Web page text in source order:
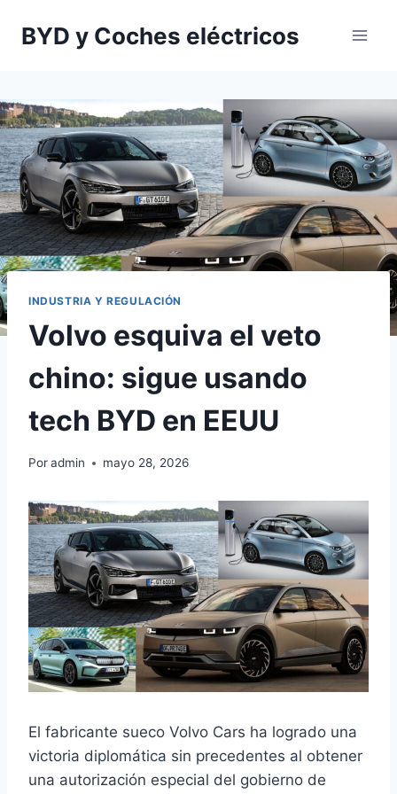
BYD y Coches eléctricos
INDUSTRIA Y REGULACIÓN
Volvo esquiva el veto
chino: sigue usando
tech BYD en EEUU
Poradmin mayo 28, 2026
El fabricante sueco Volvo Cars ha logrado una
victoria diplomática sin precedentes al obtener
una autorización especial del gobierno de